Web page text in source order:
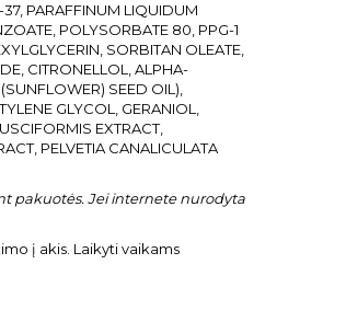
PARAFFINUM LIQUIDUM
POLYSORBATE 80, PPG-1
SORBITAN OLEATE,
CITRONELLOL, ALPHA-
SEED OIL),
GLYCOL, GERANIOL,
EXTRACT,
PELVETIA CANALICULATA
pakuotės. Jei internete nurodyta
į akis. Laikyti vaikams